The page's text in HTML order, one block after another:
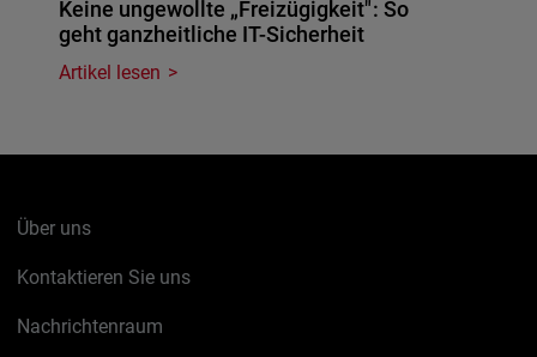
Keine ungewollte „Freizügigkeit": So
geht ganzheitliche IT-Sicherheit
Artikel lesen
Über uns
Kontaktieren Sie uns
Nachrichtenraum